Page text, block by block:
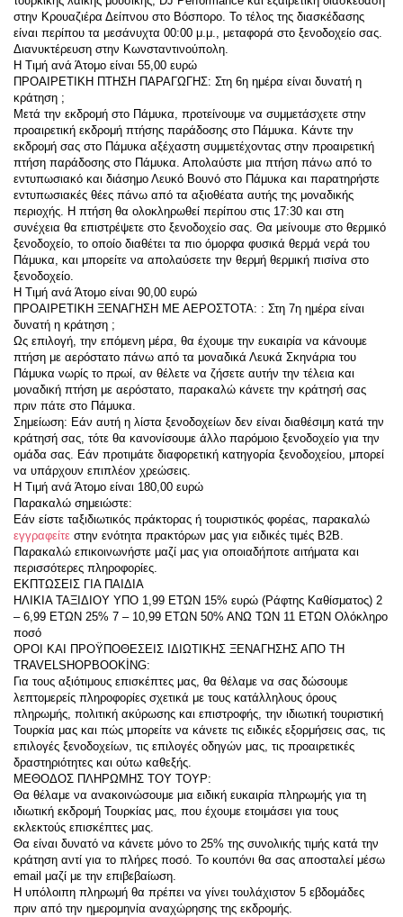
στην Κρουαζιέρα Δείπνου στο Βόσπορο. Το τέλος της διασκέδασης
είναι περίπου τα μεσάνυχτα 00:00 μ.μ., μεταφορά στο ξενοδοχείο σας.
Διανυκτέρευση στην Κωνσταντινούπολη.
Η Τιμή ανά Άτομο είναι 55,00 ευρώ
ΠΡΟΑΙΡΕΤΙΚΗ ΠΤΗΣΗ ΠΑΡΑΓΩΓΗΣ: Στη 6η ημέρα είναι δυνατή η
κράτηση ;
Μετά την εκδρομή στο Πάμυκα, προτείνουμε να συμμετάσχετε στην
προαιρετική εκδρομή πτήσης παράδοσης στο Πάμυκα. Κάντε την
εκδρομή σας στο Πάμυκα αξέχαστη συμμετέχοντας στην προαιρετική
πτήση παράδοσης στο Πάμυκα. Απολαύστε μια πτήση πάνω από το
εντυπωσιακό και διάσημο Λευκό Βουνό στο Πάμυκα και παρατηρήστε
εντυπωσιακές θέες πάνω από τα αξιοθέατα αυτής της μοναδικής
περιοχής. Η πτήση θα ολοκληρωθεί περίπου στις 17:30 και στη
συνέχεια θα επιστρέψετε στο ξενοδοχείο σας. Θα μείνουμε στο θερμικό
ξενοδοχείο, το οποίο διαθέτει τα πιο όμορφα φυσικά θερμά νερά του
Πάμυκα, και μπορείτε να απολαύσετε την θερμή θερμική πισίνα στο
ξενοδοχείο.
Η Τιμή ανά Άτομο είναι 90,00 ευρώ
ΠΡΟΑΙΡΕΤΙΚΗ ΞΕΝΑΓΗΣΗ ΜΕ ΑΕΡΟΣΤΟΤΑ: : Στη 7η ημέρα είναι
δυνατή η κράτηση ;
Ως επιλογή, την επόμενη μέρα, θα έχουμε την ευκαιρία να κάνουμε
πτήση με αερόστατο πάνω από τα μοναδικά Λευκά Σκηνάρια του
Πάμυκα νωρίς το πρωί, αν θέλετε να ζήσετε αυτήν την τέλεια και
μοναδική πτήση με αερόστατο, παρακαλώ κάνετε την κράτησή σας
πριν πάτε στο Πάμυκα.
Σημείωση: Εάν αυτή η λίστα ξενοδοχείων δεν είναι διαθέσιμη κατά την
κράτησή σας, τότε θα κανονίσουμε άλλο παρόμοιο ξενοδοχείο για την
ομάδα σας. Εάν προτιμάτε διαφορετική κατηγορία ξενοδοχείου, μπορεί
να υπάρχουν επιπλέον χρεώσεις.
Η Τιμή ανά Άτομο είναι 180,00 ευρώ
Παρακαλώ σημειώστε:
εγγραφείτε στην ενότητα πρακτόρων μας για ειδικές τιμές B2B.
Παρακαλώ επικοινωνήστε μαζί μας για οποιαδήποτε αιτήματα και
περισσότερες πληροφορίες.
ΕΚΠΤΩΣΕΙΣ ΓΙΑ ΠΑΙΔΙΑ
ΗΛΙΚΙΑ ΤΑΞΙΔΙΟΥ ΥΠΟ 1,99 ΕΤΩΝ 15% ευρώ (Ράφτης Καθίσματος) 2
– 6,99 ΕΤΩΝ 25% 7 – 10,99 ΕΤΩΝ 50% ΑΝΩ ΤΩΝ 11 ΕΤΩΝ Ολόκληρο
ποσό
ΟΡΟΙ ΚΑΙ ΠΡΟΫΠΟΘΕΣΕΙΣ ΙΔΙΩΤΙΚΗΣ ΞΕΝΑΓΗΣΗΣ ΑΠΟ ΤΗ
TRAVELSHOPBOOKİNG:
Για τους αξιότιμους επισκέπτες μας, θα θέλαμε να σας δώσουμε
λεπτομερείς πληροφορίες σχετικά με τους κατάλληλους όρους
πληρωμής, πολιτική ακύρωσης και επιστροφής, την ιδιωτική τουριστική
Τουρκία μας και πώς μπορείτε να κάνετε τις ειδικές εξορμήσεις σας, τις
επιλογές ξενοδοχείων, τις επιλογές οδηγών μας, τις προαιρετικές
δραστηριότητες και ούτω καθεξής.
ΜΕΘΟΔΟΣ ΠΛΗΡΩΜΗΣ ΤΟΥ ΤΟΥΡ:
Θα θέλαμε να ανακοινώσουμε μια ειδική ευκαιρία πληρωμής για τη
ιδιωτική εκδρομή Τουρκίας μας, που έχουμε ετοιμάσει για τους
εκλεκτούς επισκέπτες μας.
Θα είναι δυνατό να κάνετε μόνο το 25% της συνολικής τιμής κατά την
κράτηση αντί για το πλήρες ποσό. Το κουπόνι θα σας αποσταλεί μέσω
email μαζί με την επιβεβαίωση.
Η υπόλοιπη πληρωμή θα πρέπει να γίνει τουλάχιστον 5 εβδομάδες
πριν από την ημερομηνία αναχώρησης της εκδρομής.